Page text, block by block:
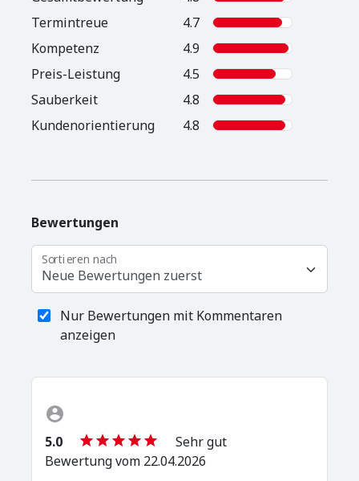
Termintreue
4.7
Kompetenz
4.9
Preis-Leistung
4.5
Sauberkeit
4.8
Kunden­orientierung
4.8
Bewertungen
Neue Bewertungen zuerst
Sortieren nach
Nur Bewertungen mit Kommentaren
anzeigen
5.0
Sehr gut
Bewertung vom 22.04.2026